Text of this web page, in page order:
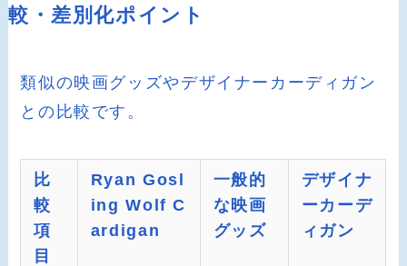
較・差別化ポイント
類似の映画グッズやデザイナーカーディガン
との比較です。
比
較
項
目
Ryan Gosl
ing Wolf C
ardigan
一般的
な映画
グッズ
デザイナ
ーカーデ
ィガン